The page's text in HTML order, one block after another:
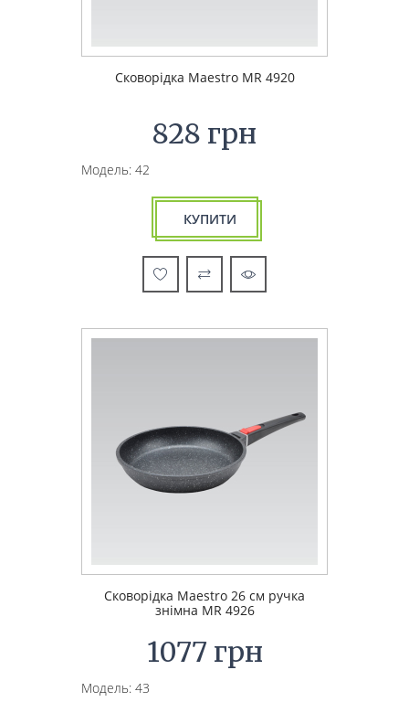
Сковорідка Maestro MR 4920
828 грн
Модель: 42
КУПИТИ
Сковорідка Maestro 26 см ручка
знімна MR 4926
1077 грн
Модель: 43